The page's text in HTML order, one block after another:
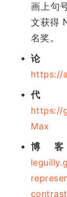
画上句
文获得
名奖。
https://
https://
Max
博